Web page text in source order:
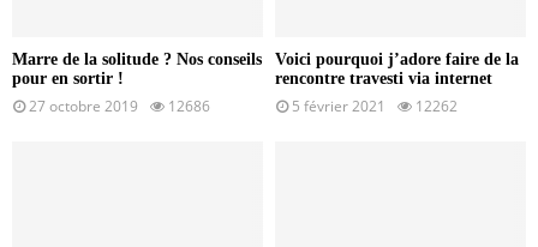
Marre de la solitude ? Nos conseils
pour en sortir !
27 octobre 2019 12686
Voici pourquoi j’adore faire de la
rencontre travesti via internet
5 février 2021 12262